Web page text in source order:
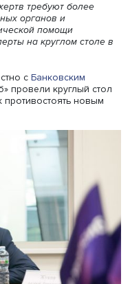
получить доступ к
данным рядовых
их жертв требуют
органов и
помощи
на круглом
провели
как противостоять